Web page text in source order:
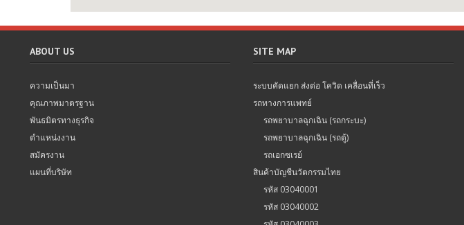
ABOUT US
ความเป็นมา
คุณภาพมาตรฐาน
พันธมิตรทางธุรกิจ
ตำแหน่งงาน
สมัครงาน
แผนที่บริษัท
SITE MAP
ระบบคัดแยก ส่งต่อ โควิด เคลื่อนที่เร็ว
รถทางการแพทย์
รถพยาบาลฉุกเฉิน (รถกระบะ)
รถพยาบาลฉุกเฉิน (รถตู้)
รถเอกซเรย์
สินค้าบัญชีนวัตกรรมไทย
รหัส 03040001
รหัส 03040002